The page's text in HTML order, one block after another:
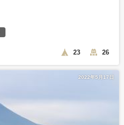
23 26
2022年5月17日